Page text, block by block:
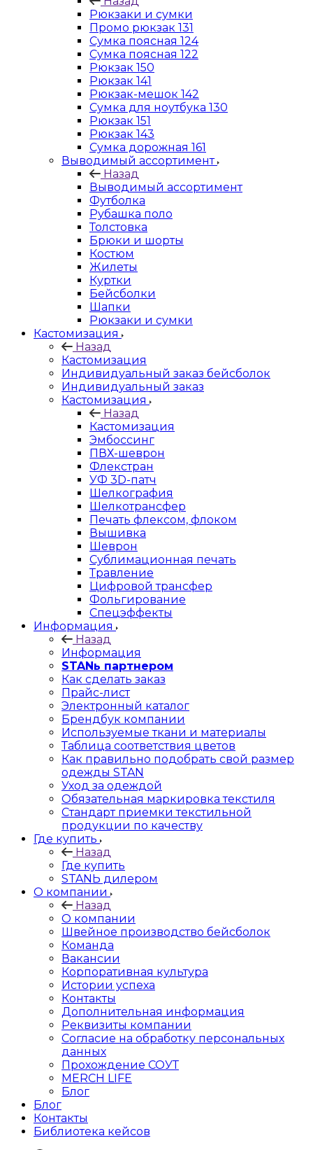
Рюкзаки и сумки
Промо рюкзак 131
Сумка поясная 124
Сумка поясная 122
Рюкзак 150
Рюкзак 141
Рюкзак-мешок 142
Сумка для ноутбука 130
Рюкзак 151
Рюкзак 143
Сумка дорожная 161
Выводимый ассортимент
Назад
Выводимый ассортимент
Футболка
Рубашка поло
Толстовка
Брюки и шорты
Костюм
Жилеты
Куртки
Бейсболки
Шапки
Рюкзаки и сумки
Кастомизация
Назад
Кастомизация
Индивидуальный заказ бейсболок
Индивидуальный заказ
Кастомизация
Назад
Кастомизация
Эмбоссинг
ПВХ-шеврон
Флекстран
УФ 3D-патч
Шелкография
Шелкотрансфер
Печать флексом, флоком
Вышивка
Шеврон
Сублимационная печать
Травление
Цифровой трансфер
Фольгирование
Спецэффекты
Информация
Назад
Информация
STANь партнером
Как сделать заказ
Прайс-лист
Электронный каталог
Брендбук компании
Используемые ткани и материалы
Таблица соответствия цветов
Как правильно подобрать свой размер
одежды STAN
Уход за одеждой
Обязательная маркировка текстиля
Стандарт приемки текстильной
продукции по качеству
Где купить
Назад
Где купить
STANЬ дилером
О компании
Назад
О компании
Швейное производство бейсболок
Команда
Вакансии
Корпоративная культура
Истории успеха
Контакты
Дополнительная информация
Реквизиты компании
Согласие на обработку персональных
данных
Прохождение СОУТ
MERCH LIFE
Блог
Блог
Контакты
Библиотека кейсов